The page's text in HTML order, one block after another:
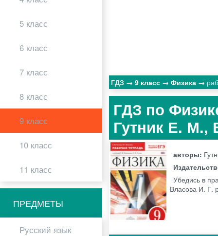
5 класс
6 класс
7 класс
8 класс
9 класс
10 класс
11 класс
ПРЕДМЕТЫ
Русский язык
ГДЗ 9 класс Физика
ГДЗ по
Гутник Е. М.,
авторы:
Убедись в
Власова И. Г.